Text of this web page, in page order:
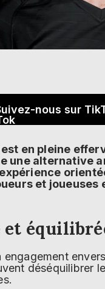
nous sur
en pleine
une alternative
et joueuses
et
engagement
déséquilibrer